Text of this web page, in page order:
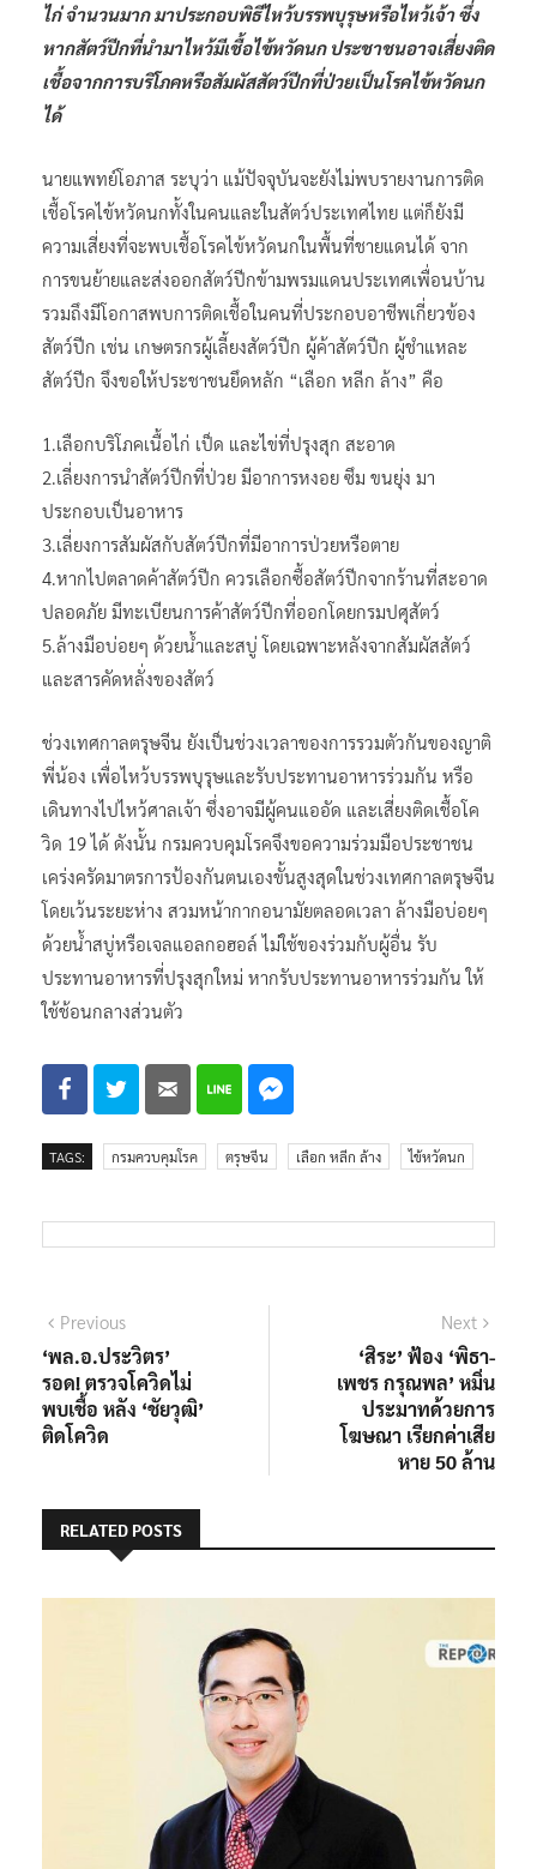
ไก่ จำนวนมาก มาประกอบพิธีไหว้บรรพบุรุษหรือไหว้เจ้า ซึ่ง
หากสัตว์ปีกที่นำมาไหว้มีเชื้อไข้หวัดนก ประชาชนอาจเสี่ยงติด
เชื้อจากการบริโภคหรือสัมผัสสัตว์ปีกที่ป่วยเป็นโรคไข้หวัดนก
ได้
นายแพทย์โอภาส ระบุว่า แม้ปัจจุบันจะยังไม่พบรายงานการติด
เชื้อโรคไข้หวัดนกทั้งในคนและในสัตว์ประเทศไทย แต่ก็ยังมี
ความเสี่ยงที่จะพบเชื้อโรคไข้หวัดนกในพื้นที่ชายแดนได้ จาก
การขนย้ายและส่งออกสัตว์ปีกข้ามพรมแดนประเทศเพื่อนบ้าน
รวมถึงมีโอกาสพบการติดเชื้อในคนที่ประกอบอาชีพเกี่ยวข้อง
สัตว์ปีก เช่น เกษตรกรผู้เลี้ยงสัตว์ปีก ผู้ค้าสัตว์ปีก ผู้ชำแหละ
สัตว์ปีก จึงขอให้ประชาชนยึดหลัก “เลือก หลีก ล้าง” คือ
1.เลือกบริโภคเนื้อไก่ เป็ด และไข่ที่ปรุงสุก สะอาด
2.เลี่ยงการนำสัตว์ปีกที่ป่วย มีอาการหงอย ซึม ขนยุ่ง มา
ประกอบเป็นอาหาร
3.เลี่ยงการสัมผัสกับสัตว์ปีกที่มีอาการป่วยหรือตาย
4.หากไปตลาดค้าสัตว์ปีก ควรเลือกซื้อสัตว์ปีกจากร้านที่สะอาด
ปลอดภัย มีทะเบียนการค้าสัตว์ปีกที่ออกโดยกรมปศุสัตว์
5.ล้างมือบ่อยๆ ด้วยน้ำและสบู่ โดยเฉพาะหลังจากสัมผัสสัตว์
และสารคัดหลั่งของสัตว์
ช่วงเทศกาลตรุษจีน ยังเป็นช่วงเวลาของการรวมตัวกันของญาติ
พี่น้อง เพื่อไหว้บรรพบุรุษและรับประทานอาหารร่วมกัน หรือ
เดินทางไปไหว้ศาลเจ้า ซึ่งอาจมีผู้คนแออัด และเสี่ยงติดเชื้อโค
วิด 19 ได้ ดังนั้น กรมควบคุมโรคจึงขอความร่วมมือประชาชน
เคร่งครัดมาตรการป้องกันตนเองขั้นสูงสุดในช่วงเทศกาลตรุษจีน
โดยเว้นระยะห่าง สวมหน้ากากอนามัยตลอดเวลา ล้างมือบ่อยๆ
ด้วยน้ำสบู่หรือเจลแอลกอฮอล์ ไม่ใช้ของร่วมกับผู้อื่น รับ
ประทานอาหารที่ปรุงสุกใหม่ หากรับประทานอาหารร่วมกัน ให้
ใช้ช้อนกลางส่วนตัว
TAGS: กรมควบคุมโรค ตรุษจีน เลือก หลีก ล้าง ไข้หวัดนก
แนะแนว
เรื่อง
PreviousPrevious
post:
‘พล.อ.ประวิตร’
รอด! ตรวจโควิดไม่
พบเชื้อ หลัง ‘ชัยวุฒิ’
ติดโควิด
Next
post:
‘สิระ’ ฟ้อง ‘พิธา-
เพชร กรุณพล’ หมิ่น
ประมาทด้วยการ
โฆษณา เรียกค่าเสีย
หาย 50 ล้าน
RELATED POSTS